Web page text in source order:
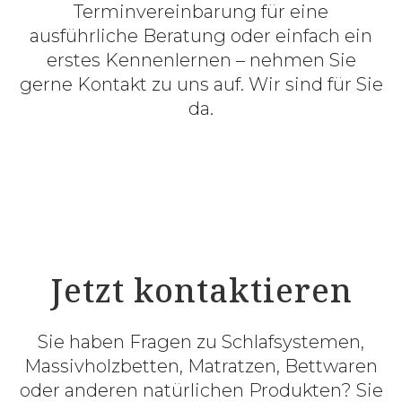
Terminvereinbarung für eine
ausführliche Beratung oder einfach ein
erstes Kennenlernen – nehmen Sie
gerne Kontakt zu uns auf. Wir sind für Sie
da.
Jetzt kontaktieren
Sie haben Fragen zu Schlafsystemen,
Massivholzbetten, Matratzen, Bettwaren
oder anderen natürlichen Produkten? Sie